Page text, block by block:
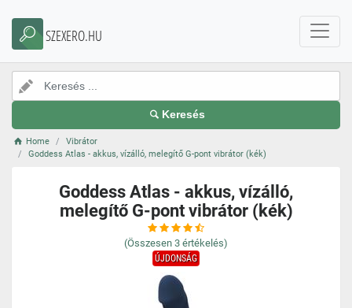
SZEXERO.HU
Keresés
Home
Vibrátor
Goddess Atlas - akkus, vízálló, melegítő G-pont vibrátor (kék)
Goddess Atlas - akkus, vízálló,
melegítő G-pont vibrátor (kék)
(Összesen 3 értékelés)
ÚJDONSÁG